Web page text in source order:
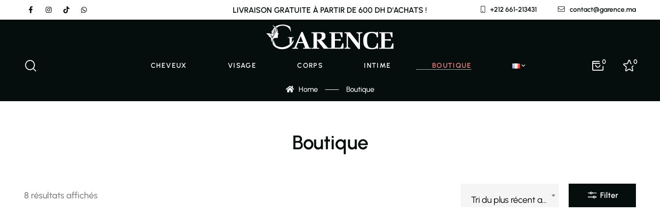
LIVRAISON GRATUITE À PARTIR DE 600 DH D'ACHATS ! +212 661-213431 contact@garence.ma
CHEVEUX VISAGE CORPS INTIME BOUTIQUE 0 0
Home Boutique
Boutique
8 résultats affichés Tri du plus récent au plus ancien Filter